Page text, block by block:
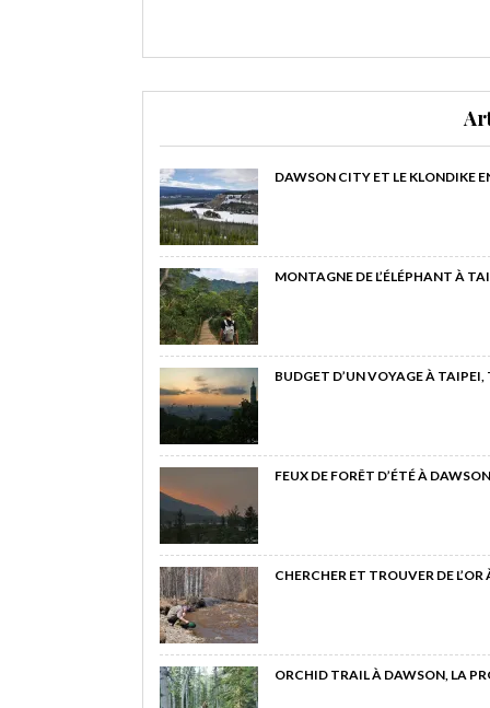
DAWSON CITY ET LE KLONDIKE
MONTAGNE DE L’ÉLÉPHANT À
BUDGET D’UN VOYAGE À
FEUX DE FORÊT D’ÉTÉ À
CHERCHER ET TROUVER DE
ORCHID TRAIL À DAWSON, LA